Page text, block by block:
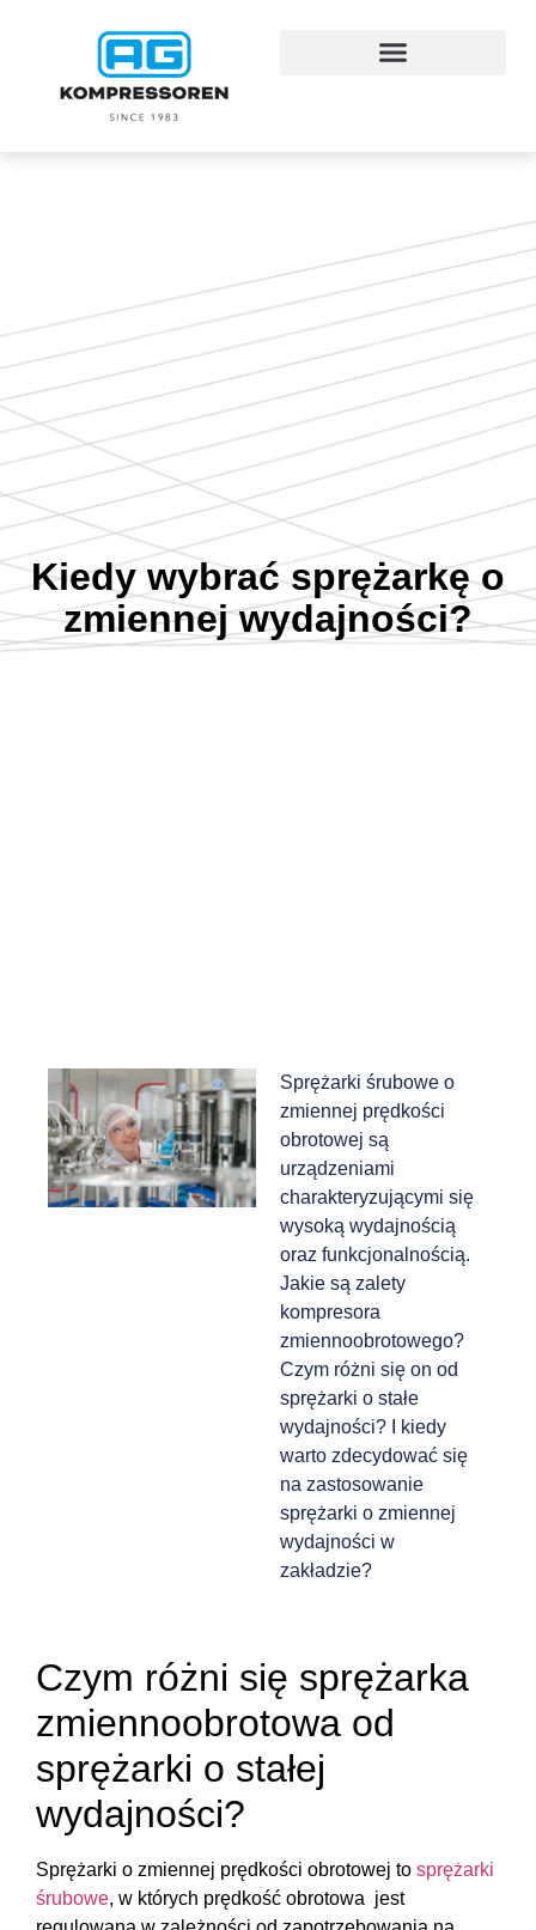
Kiedy wybrać sprężarkę o
zmiennej wydajności?
Sprężarki śrubowe o
zmiennej prędkości
obrotowej są
urządzeniami
charakteryzującymi się
wysoką wydajnością
oraz funkcjonalnością.
Jakie są zalety
kompresora
zmiennoobrotowego?
Czym różni się on od
sprężarki o stałe
wydajności? I kiedy
warto zdecydować się
na zastosowanie
sprężarki o zmiennej
wydajności w
zakładzie?
Czym różni się sprężarka
zmiennoobrotowa od
sprężarki o stałej
wydajności?
Sprężarki o zmiennej prędkości obrotowej to sprężarki
śrubowe, w których prędkość obrotowa jest